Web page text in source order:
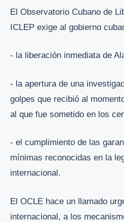
El Observatorio Cubano de
ICLEP exige al gobierno
- la liberación inmediata de
- la apertura de una
golpes que recibió al
al que fue sometido en los
- el cumplimiento de las
mínimas reconocidas en la
internacional.
El OCLE hace un llamado
internacional, a los